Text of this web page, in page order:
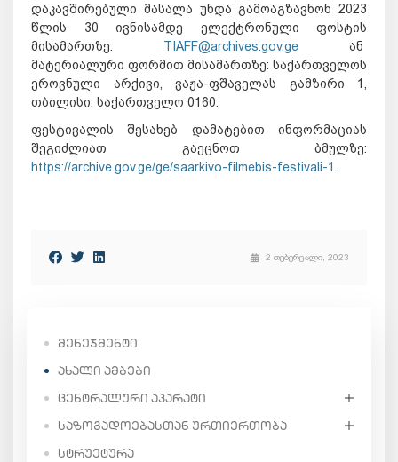
დაკავშირებული მასალა უნდა გამოაგზავნონ 2023
წლის 30 ივნისამდე ელექტრონული ფოსტის
მისამართზე: TIAFF@archives.gov.ge ან
მატერიალური ფორმით მისამართზე: საქართველოს
ეროვნული არქივი, ვაჟა-ფშაველას გამზირი 1,
თბილისი, საქართველო 0160.
ფესტივალის შესახებ დამატებით ინფორმაციას
შეგიძლიათ გაეცნოთ ბმულზე:
https://archive.gov.ge/ge/saarkivo-filmebis-festivali-1
2 თებერვალი, 2023
ᲛᲔᲜᲔᲯᲛᲔᲜᲢᲘ
ᲐᲮᲐᲚᲘ ᲐᲛᲑᲔᲑᲘ
ᲪᲔᲜᲢᲠᲐᲚᲣᲠᲘ ᲐᲞᲐᲠᲐᲢᲘ
ᲡᲐᲖᲝᲒᲐᲓᲝᲔᲑᲐᲡᲗᲐᲜ ᲣᲠᲗᲘᲔᲠᲗᲝᲑᲐ
ᲡᲢᲠᲣᲥᲢᲣᲠᲐ